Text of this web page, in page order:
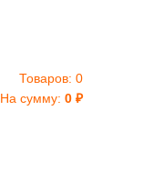
Товаров: 0
На сумму: 0 ₽